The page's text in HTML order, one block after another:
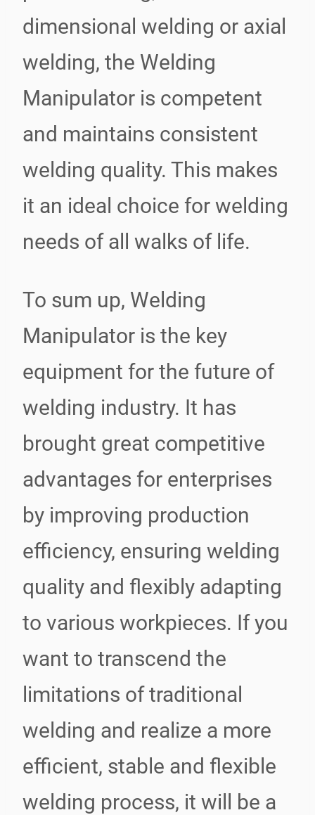
dimensional welding or axial
welding, the Welding
Manipulator is competent
and maintains consistent
welding quality. This makes
it an ideal choice for welding
needs of all walks of life.
To sum up, Welding
Manipulator is the key
equipment for the future of
welding industry. It has
brought great competitive
advantages for enterprises
by improving production
efficiency, ensuring welding
quality and flexibly adapting
to various workpieces. If you
want to transcend the
limitations of traditional
welding and realize a more
efficient, stable and flexible
welding process, it will be a